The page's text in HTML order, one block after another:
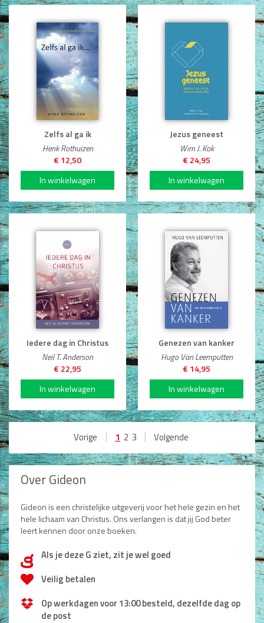
Zelfs al ga ik
Henk Rothuizen
€ 12,50
Jezus geneest
Wim J. Kok
€ 24,95
Iedere dag in Christus
Neil T. Anderson
€ 22,95
Genezen van kanker
Hugo Van Leemputten
€ 14,95
Vorige | 1 2 3 | Volgende
Over Gideon
Gideon is een christelijke uitgeverij voor het hele gezin en het
hele lichaam van Christus. Ons verlangen is dat jij God beter
leert kennen door onze boeken.
dAls je deze G ziet, zit je wel goed
Veilig betalen
Op werkdagen voor 13:00 besteld, dezelfde dag op
de post